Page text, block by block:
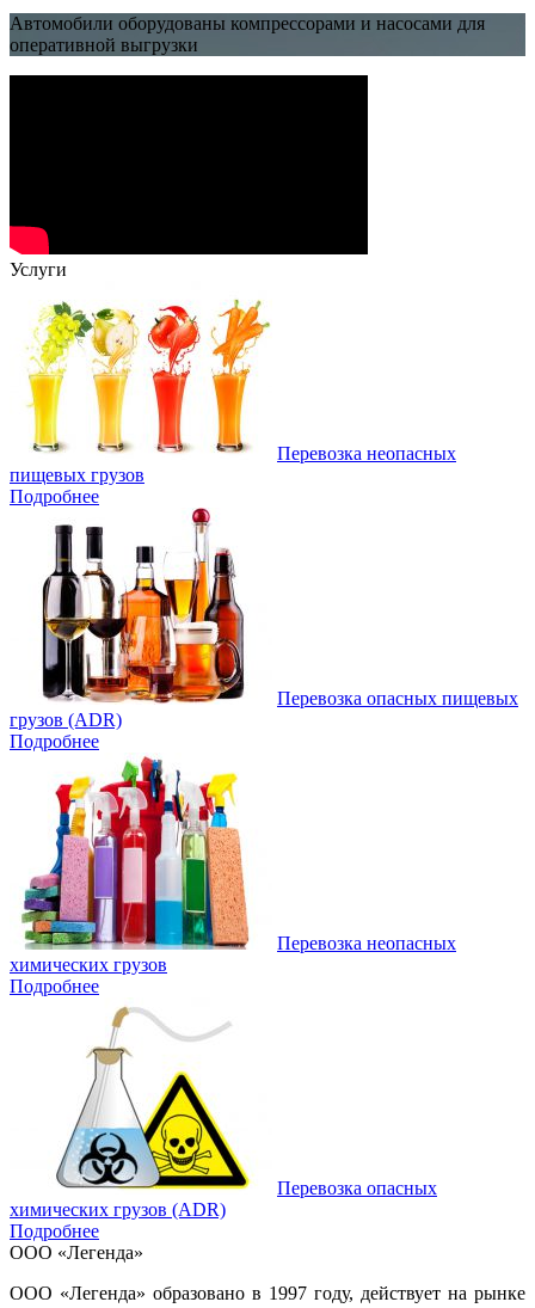
Автомобили оборудованы компрессорами и насосами для
оперативной выгрузки
Услуги
Перевозка неопасных
пищевых грузов
Подробнее
Перевозка опасных пищевых
грузов (ADR)
Подробнее
Перевозка неопасных
химических грузов
Подробнее
Перевозка опасных
химических грузов (ADR)
Подробнее
ООО «Легенда»
ООО «Легенда» образовано в 1997 году, действует на рынке